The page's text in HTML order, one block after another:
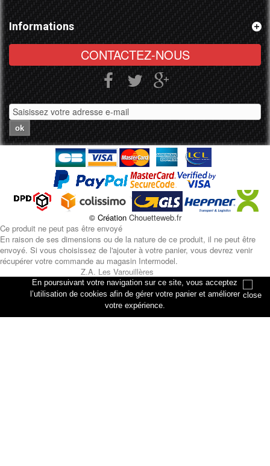
En poursuivant votre navigation sur ce site, vous acceptez
l’utilisation de cookies afin de gérer votre panier et améliorer
votre expérience.
Informations
CONTACTEZ-NOUS
ok
© Création Chouetteweb.fr
Ce produit ne peut pas être envoyé
En raison de ses dimensions ou de la nature de ce produit, il ne peut être
envoyé. Si vous choisissez de l'ajouter à votre panier, vous devrez venir
récupérer votre commande au magasin Intermodel.
Z.A. Les Varouillères
rue des artisans
76330 Petiville
Ajouter au panier